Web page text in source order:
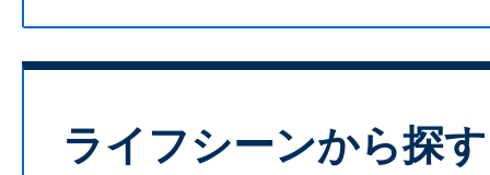
ライフシーンから探す